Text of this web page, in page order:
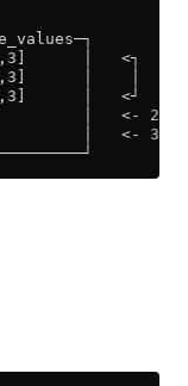
│ <┐
│    │
│ <┘
│ <- 2
│ <- 3